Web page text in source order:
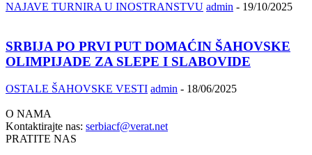
NAJAVE TURNIRA U INOSTRANSTVU admin - 19/10/2025
SRBIJA PO PRVI PUT DOMAĆIN ŠAHOVSKE
OLIMPIJADE ZA SLEPE I SLABOVIDE
OSTALE ŠAHOVSKE VESTI admin - 18/06/2025
O NAMA
Kontaktirajte nas: serbiacf@verat.net
PRATITE NAS